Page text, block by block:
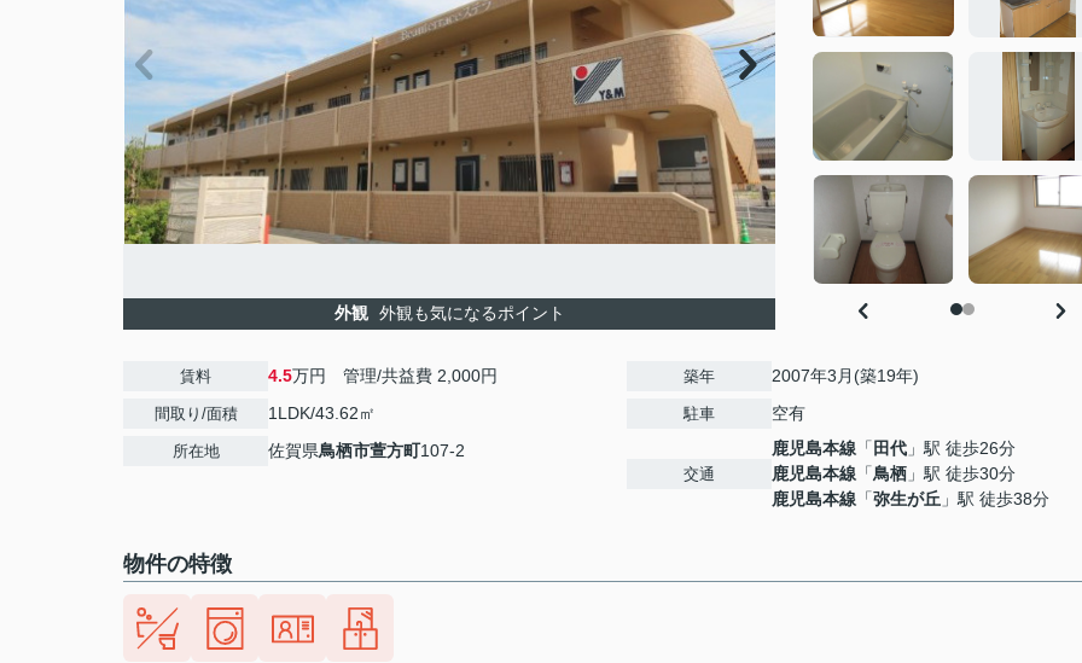
外観 外観も気になるポイント
賃料 4.5万円 管理/共益費 2,000円
間取り/面積 1LDK/43.62㎡
所在地 佐賀県鳥栖市萱方町107-2
築年 2007年3月(築19年)
駐車 空有
交通
鹿児島本線 「 田代 」駅 徒歩26分
鹿児島本線 「鳥栖 」駅 徒歩30分
鹿児島本線 「弥生が丘 」駅 徒歩38分
物件の特徴